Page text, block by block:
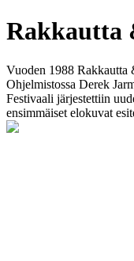
Rakkautta
Vuoden 1988 Rakkautta
Ohjelmistossa Derek
Festivaali järjestettiin
ensimmäiset elokuvat